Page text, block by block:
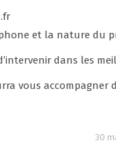
et la nature du
dans les
vous accompagner
30